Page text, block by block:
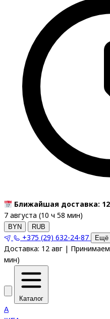
Ближайшая доставка: 12
7 августа (10 ч 58 мин)
BYN RUB
+375 (29) 632-24-87 Ещё
Доставка: 12 авг | Принимаем
мин)
Каталог
A